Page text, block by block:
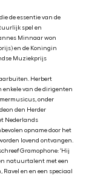
de essentie van de
spel en
Minnaar won
en de Koningin
Muziekprijs
Herbert
enkele van de dirigenten
onder
den Herder
Nederlands
opname door het
lovend ontvangen.
Gramophone: ‘Hij
natuurtalent met een
en en een speciaal